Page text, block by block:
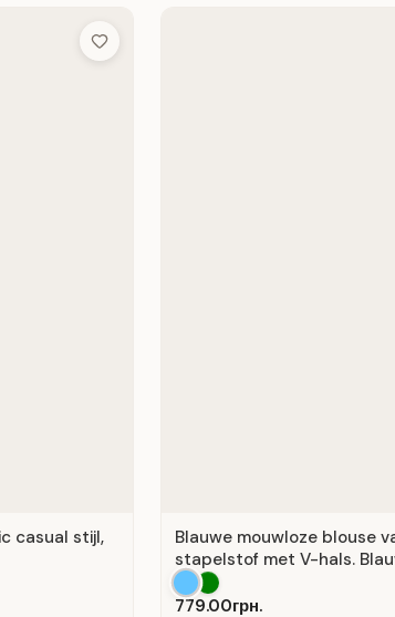
Add to Wish List
casual stijl,
Blauwe mouwloze blouse
stapelstof met V-hals.
779.00грн.